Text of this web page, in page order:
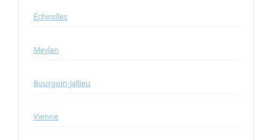
Échirolles
Meylan
Bourgoin-Jallieu
Vienne